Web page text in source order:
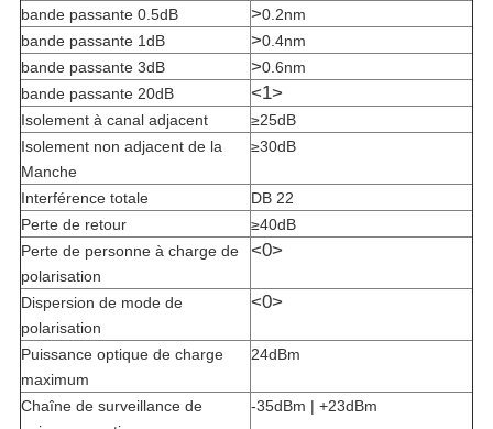
bande passante 0.5dB >0.2nm
bande passante 1dB
>0.4nm
bande passante 3dB
>0.6nm
bande passante 20dB
<1>
Isolement à canal adjacent
≥25dB
Isolement non adjacent de la
Manche
≥30dB
Interférence totale
DB 22
Perte de retour
≥40dB
Perte de personne à charge de
polarisation
<0>
Dispersion de mode de
polarisation
<0>
Puissance optique de charge
maximum
24dBm
Chaîne de surveillance de
-35dBm | +23dBm